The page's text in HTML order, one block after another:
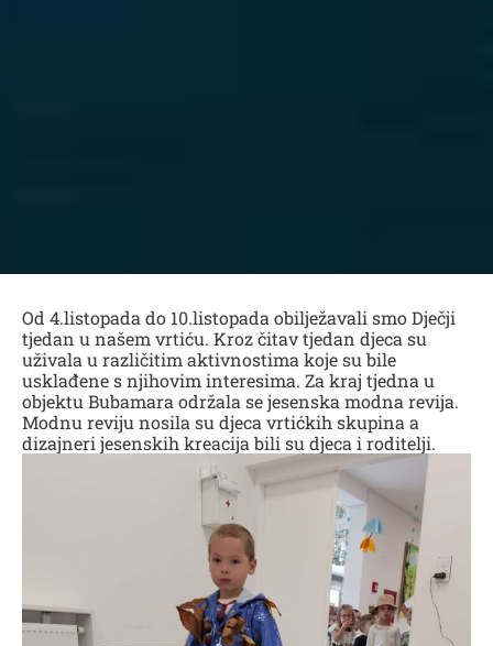
Od 4.listopada do 10.listopada obilježavali smo Dječji
tjedan u našem vrtiću. Kroz čitav tjedan djeca su
uživala u različitim aktivnostima koje su bile
usklađene s njihovim interesima. Za kraj tjedna u
objektu Bubamara održala se jesenska modna revija.
Modnu reviju nosila su djeca vrtićkih skupina a
dizajneri jesenskih kreacija bili su djeca i roditelji.